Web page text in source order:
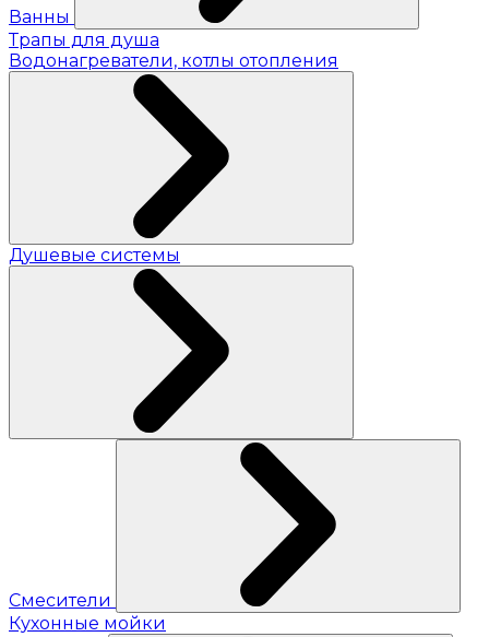
Ванны
Трапы для душа
Водонагреватели, котлы отопления
Душевые системы
Смесители
Кухонные мойки